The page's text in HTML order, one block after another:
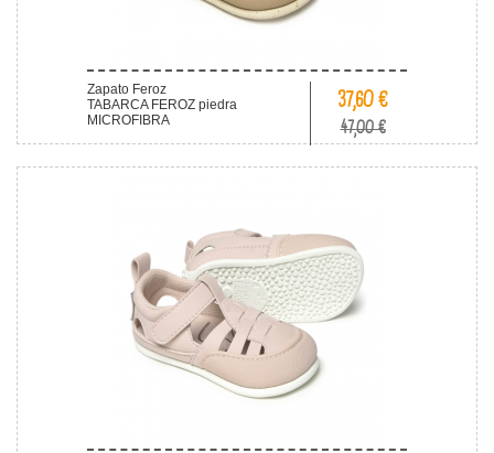
Zapato Feroz
TABARCA FEROZ piedra
MICROFIBRA
37,60 €
47,00 €